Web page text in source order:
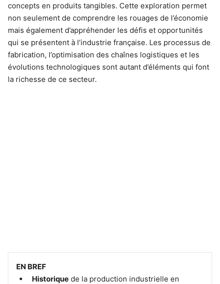
concepts en produits tangibles. Cette exploration permet
non seulement de comprendre les rouages de l’économie
mais également d’appréhender les défis et opportunités
qui se présentent à l’industrie française. Les processus de
fabrication, l’optimisation des chaînes logistiques et les
évolutions technologiques sont autant d’éléments qui font
la richesse de ce secteur.
EN BREF
Historique de la production industrielle en